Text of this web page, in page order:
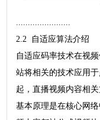
2.2 自适应算法介绍
自适应码率技术在视
站将相关的技术应用
起，直播视频内容相
基本原理是在核心网